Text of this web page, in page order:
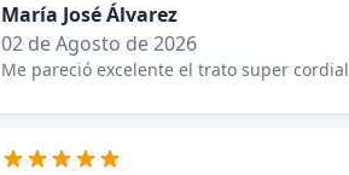
María José Álvarez
02 de Agosto de 2026
Me pareció excelente el trato super cordial